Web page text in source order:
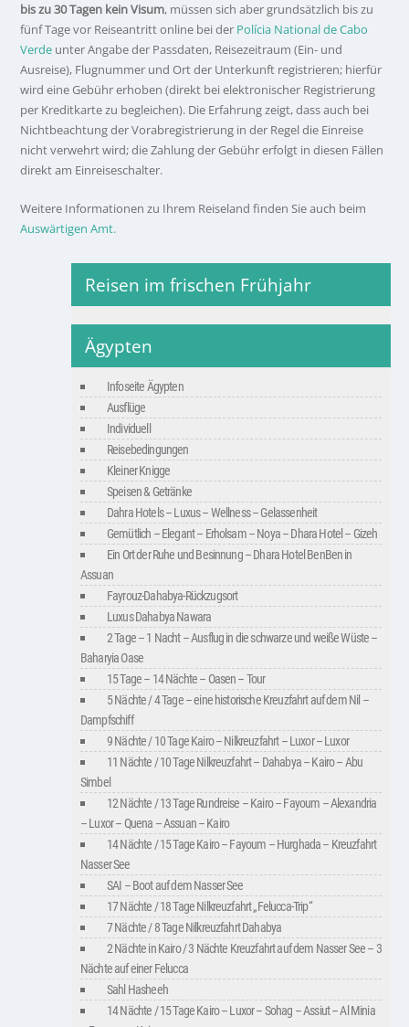
bis zu 30 Tagen kein Visum, müssen sich aber grundsätzlich bis zu
fünf Tage vor Reiseantritt online bei der Polícia National de Cabo
Verde unter Angabe der Passdaten, Reisezeitraum (Ein- und
Ausreise), Flugnummer und Ort der Unterkunft registrieren; hierfür
wird eine Gebühr erhoben (direkt bei elektronischer Registrierung
per Kreditkarte zu begleichen). Die Erfahrung zeigt, dass auch bei
Nichtbeachtung der Vorabregistrierung in der Regel die Einreise
nicht verwehrt wird; die Zahlung der Gebühr erfolgt in diesen Fällen
direkt am Einreiseschalter.
Weitere Informationen zu Ihrem Reiseland finden Sie auch beim
Auswärtigen Amt.
Reisen im frischen Frühjahr
Ägypten
Infoseite Ägypten
Ausflüge
Individuell
Reisebedingungen
Kleiner Knigge
Speisen & Getränke
Dahra Hotels – Luxus – Wellness – Gelassenheit
Gemütlich – Elegant – Erholsam – Noya – Dhara Hotel – Gizeh
Ein Ort der Ruhe und Besinnung – Dhara Hotel BenBen in
Assuan
Fayrouz-Dahabya-Rückzugsort
Luxus Dahabya Nawara
2 Tage – 1 Nacht – Ausflug in die schwarze und weiße Wüste –
Baharyia Oase
15 Tage – 14 Nächte – Oasen – Tour
5 Nächte / 4 Tage – eine historische Kreuzfahrt auf dem Nil –
Dampfschiff
9 Nächte / 10 Tage Kairo – Nilkreuzfahrt – Luxor – Luxor
11 Nächte / 10 Tage Nilkreuzfahrt – Dahabya – Kairo – Abu
Simbel
12 Nächte / 13 Tage Rundreise – Kairo – Fayoum – Alexandria
– Luxor – Quena – Assuan – Kairo
14 Nächte / 15 Tage Kairo – Fayoum – Hurghada – Kreuzfahrt
Nasser See
SAI – Boot auf dem Nasser See
17 Nächte / 18 Tage Nilkreuzfahrt „Felucca-Trip“
7 Nächte / 8 Tage Nilkreuzfahrt Dahabya
2 Nächte in Kairo / 3 Nächte Kreuzfahrt auf dem Nasser See – 3
Nächte auf einer Felucca
Sahl Hasheeh
14 Nächte / 15 Tage Kairo – Luxor – Sohag – Assiut – Al Minia